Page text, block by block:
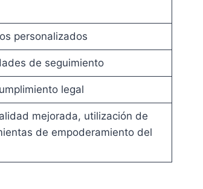
personalizados
de seguimiento
legal
mejorada, utilización de
de empoderamiento del